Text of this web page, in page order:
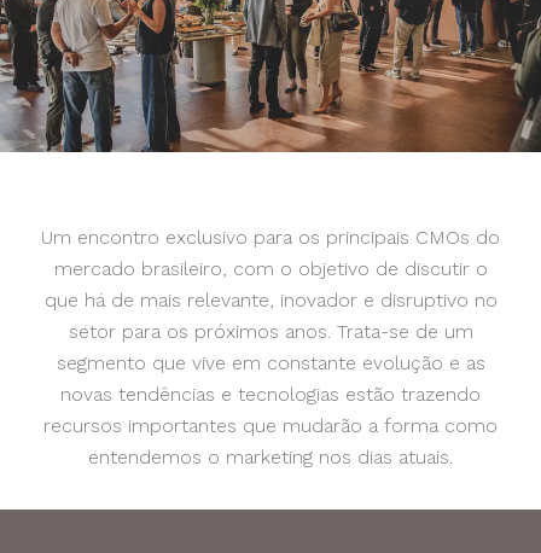
Um encontro exclusivo para os principais CMOs do
mercado brasileiro, com o objetivo de discutir o
que há de mais relevante, inovador e disruptivo no
setor para os próximos anos. Trata-se de um
segmento que vive em constante evolução e as
novas tendências e tecnologias estão trazendo
recursos importantes que mudarão a forma como
entendemos o marketing nos dias atuais.